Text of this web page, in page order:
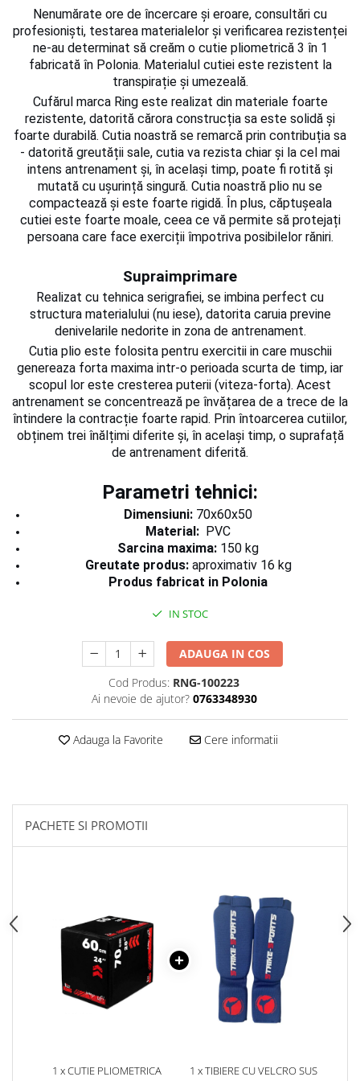
Palmare/Palete Box/Arte Martiale
Perne Antrenament Arte Martiale
Perne Antebrat/Pao
Manechini Arte Martiale
Echipament Antrenori
Imbracaminte sport
Sorturi Kickboxing / MMA
Tricouri / Maiouri
Trening/Compleu
Bluze / Hanorace/Geci
Sepci / Caciuli
Proteze/Protectii dentare
Lupte/Wrestling
Incaltaminte
Dresuri/Echipament
Accesorii Lupte/Wrestling
Suprafete de lupta/Dotari sala
Suprafete de Lupta/Antrenament
Proteine & Aminoacizi
Suplimente pt Masa Musculara
PRE-Workout
Medicina Sportiva/Recuperare
Nenumărate ore de încercare și eroare, consultări cu
profesioniști, testarea materialelor și verificarea rezistenței
ne-au determinat să creăm o cutie pliometrică 3 în 1
fabricată în Polonia. Materialul cutiei este rezistent la
transpirație și umezeală.
Cufărul marca Ring este realizat din materiale foarte
rezistente, datorită cărora construcția sa este solidă și
foarte durabilă. Cutia noastră se remarcă prin contribuția sa
- datorită greutății sale, cutia va rezista chiar și la cel mai
intens antrenament și, în același timp, poate fi rotită și
mutată cu ușurință singură. Cutia noastră plio nu se
compactează și este foarte rigidă. În plus, căptușeala
cutiei este foarte moale, ceea ce vă permite să protejați
persoana care face exerciții împotriva posibilelor răniri.
Supraimprimare
Realizat cu tehnica serigrafiei, se imbina perfect cu
structura materialului (nu iese), datorita caruia previne
denivelarile nedorite in zona de antrenament.
Cutia plio este folosita pentru exercitii in care muschii
genereaza forta maxima intr-o perioada scurta de timp, iar
scopul lor este cresterea puterii (viteza-forta). Acest
antrenament se concentrează pe învățarea de a trece de la
întindere la contracție foarte rapid. Prin întoarcerea cutiilor,
obținem trei înălțimi diferite și, în același timp, o suprafață
de antrenament diferită.
Parametri tehnici:
Dimensiuni: 70x60x50
Material: PVC
Sarcina maxima: 150 kg
Greutate produs:aproximativ 16 kg
Produs fabricat in Polonia
IN STOC
ADAUGA IN COS
Cod Produs: RNG-100223
Ai nevoie de ajutor? 0763348930
Adauga la Favorite Cere informatii
PACHETE SI PROMOTII
1 x CUTIE PLIOMETRICA
1 x TIBIERE CU VELCRO SUS